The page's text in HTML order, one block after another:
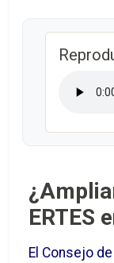
ERTES
El Consejo